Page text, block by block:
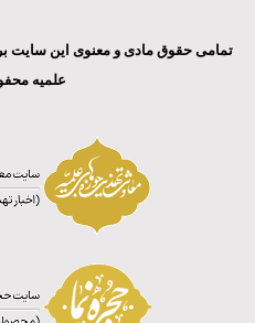
تمامی حقوق مادی و معنوی این سایت
علمیه